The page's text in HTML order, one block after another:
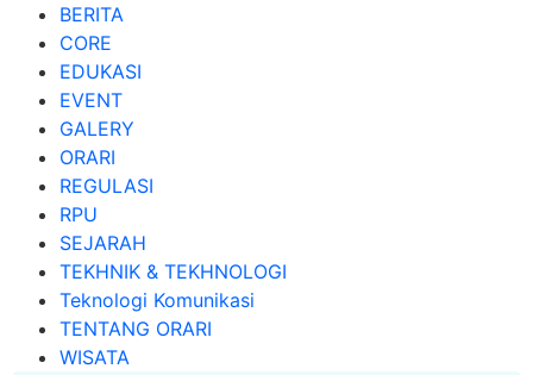
BERITA
CORE
EDUKASI
EVENT
GALERY
ORARI
REGULASI
RPU
SEJARAH
TEKHNIK & TEKHNOLOGI
Teknologi Komunikasi
TENTANG ORARI
WISATA